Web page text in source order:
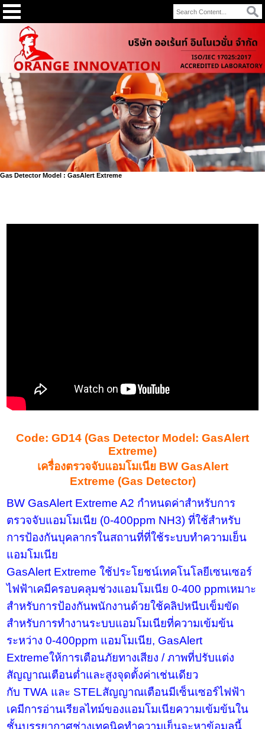
Gas Detector Model : GasAlert Extreme
Code: GD14 (Gas Detector Model: GasAlert
Extreme)
เครื่องตรวจจับแอมโมเนีย BW GasAlert
Extreme (Gas Detector)
BW GasAlert Extreme A2 กำหนดค่าสำหรับการ
ตรวจจับแอมโมเนีย (0-400ppm NH3) ที่ใช้สำหรับ
การป้องกันบุคลากรในสถานที่ที่ใช้ระบบทำความเย็น
แอมโมเนีย
GasAlert Extremeใช้ประโยชน์เทคโนโลยีเซนเซอร์
ไฟฟ้าเคมีครอบคลุมช่วงแอมโมเนีย 0-400 ppmเหมาะ
สำหรับการป้องกันพนักงานด้วยใช้คลิปหนีบเข็มขัด
สำหรับการทำงานระบบแอมโมเนียที่ความเข้มข้น
ระหว่าง 0-400ppm แอมโมเนีย, GasAlert
Extremeให้การเตือนภัยทางเสียง / ภาพที่ปรับแต่ง
สัญญาณเตือนต่ำและสูงจุดตั้งค่าเช่นเดียว
กับ TWA และ STELสัญญาณเตือนมีเซ็นเซอร์ไฟฟ้า
เคมีการอ่านเรียลไทม์ของแอมโมเนียความเข้มข้นใน
ชั้นบรรยากาศช่างเทคนิคทำความเย็นจะหาข้อมูลนี้